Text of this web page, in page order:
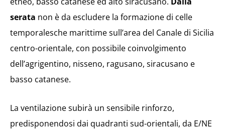
serata non è da escludere la formazione di celle
temporalesche marittime sull’area del Canale di Sicilia
centro-orientale, con possibile coinvolgimento
dell’agrigentino, nisseno, ragusano, siracusano e
basso catanese.
La ventilazione subirà un sensibile rinforzo,
predisponendosi dai quadranti sud-orientali, da E/NE